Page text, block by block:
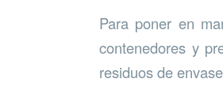
Para poner en
contenedores y
residuos de